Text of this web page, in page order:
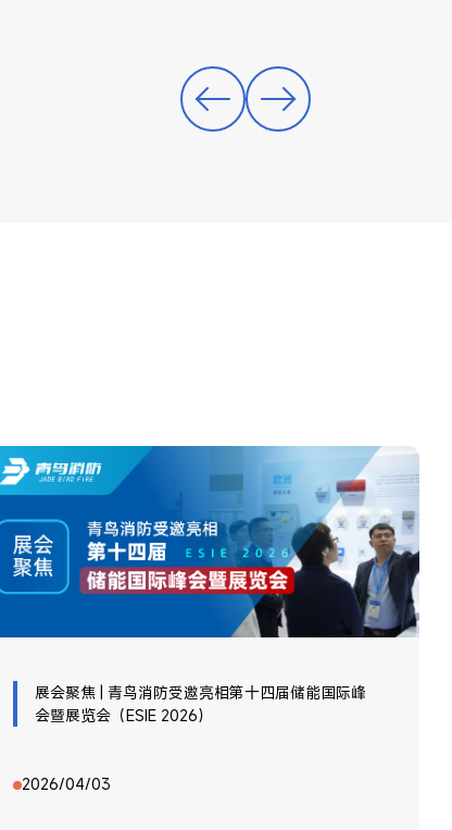
展会聚焦 | 青鸟消防受邀亮相第十四届储能国际峰
会暨展览会（ESIE 2026）
2026/04/03